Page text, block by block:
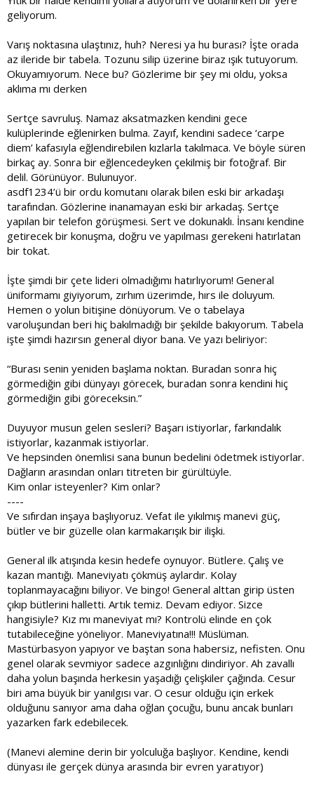
geliyorum.
Varış noktasına ulaştınız, huh? Neresi ya hu burası? İşte orada
az ileride bir tabela. Tozunu silip üzerine biraz ışık tutuyorum.
Okuyamıyorum. Nece bu? Gözlerime bir şey mi oldu, yoksa
aklıma mı derken
Sertçe savruluş. Namaz aksatmazken kendini gece
kulüplerinde eğlenirken bulma. Zayıf, kendini sadece ‘carpe
diem’ kafasıyla eğlendirebilen kızlarla takılmaca. Ve böyle süren
birkaç ay. Sonra bir eğlencedeyken çekilmiş bir fotoğraf. Bir
delil. Görünüyor. Bulunuyor.
asdf1234’ü bir ordu komutanı olarak bilen eski bir arkadaşı
tarafından. Gözlerine inanamayan eski bir arkadaş. Sertçe
yapılan bir telefon görüşmesi. Sert ve dokunaklı. İnsanı kendine
getirecek bir konuşma, doğru ve yapılması gerekeni hatırlatan
bir tokat.
İşte şimdi bir çete lideri olmadığımı hatırlıyorum! General
üniformamı giyiyorum, zırhım üzerimde, hırs ile doluyum.
Hemen o yolun bitişine dönüyorum. Ve o tabelaya
varoluşundan beri hiç bakılmadığı bir şekilde bakıyorum. Tabela
işte şimdi hazırsın general diyor bana. Ve yazı beliriyor:
“Burası senin yeniden başlama noktan. Buradan sonra hiç
görmediğin gibi dünyayı görecek, buradan sonra kendini hiç
görmediğin gibi göreceksin.”
Duyuyor musun gelen sesleri? Başarı istiyorlar, farkındalık
istiyorlar, kazanmak istiyorlar.
Ve hepsinden önemlisi sana bunun bedelini ödetmek istiyorlar.
Dağların arasından onları titreten bir gürültüyle.
Kim onlar isteyenler? Kim onlar?
----
Ve sıfırdan inşaya başlıyoruz. Vefat ile yıkılmış manevi güç,
bütler ve bir güzelle olan karmakarışık bir ilişki.
General ilk atışında kesin hedefe oynuyor. Bütlere. Çalış ve
kazan mantığı. Maneviyatı çökmüş aylardır. Kolay
toplanmayacağını biliyor. Ve bingo! General alttan girip üsten
çıkıp bütlerini halletti. Artık temiz. Devam ediyor. Sizce
hangisiyle? Kız mı maneviyat mı? Kontrolü elinde en çok
tutabileceğine yöneliyor. Maneviyatına!!! Müslüman.
Mastürbasyon yapıyor ve baştan sona habersiz, nefisten. Onu
genel olarak sevmiyor sadece azgınlığını dindiriyor. Ah zavallı
daha yolun başında herkesin yaşadığı çelişkiler çağında. Cesur
biri ama büyük bir yanılgısı var. O cesur olduğu için erkek
olduğunu sanıyor ama daha oğlan çocuğu, bunu ancak bunları
yazarken fark edebilecek.
(Manevi alemine derin bir yolculuğa başlıyor. Kendine, kendi
dünyası ile gerçek dünya arasında bir evren yaratıyor)